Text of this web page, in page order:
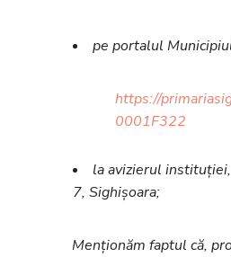
pe portalul
https://
0001F322
la avizierul
7, Sighișoara;
Menționăm faptul că,